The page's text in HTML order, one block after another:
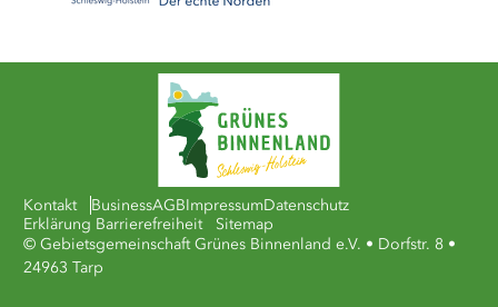
Kontakt BusinessAGB ImpressumDatenschutz
Erklärung Barrierefreiheit
Sitemap
© Gebietsgemeinschaft Grünes Binnenland e.V. • Dorfstr. 8 •
24963 Tarp